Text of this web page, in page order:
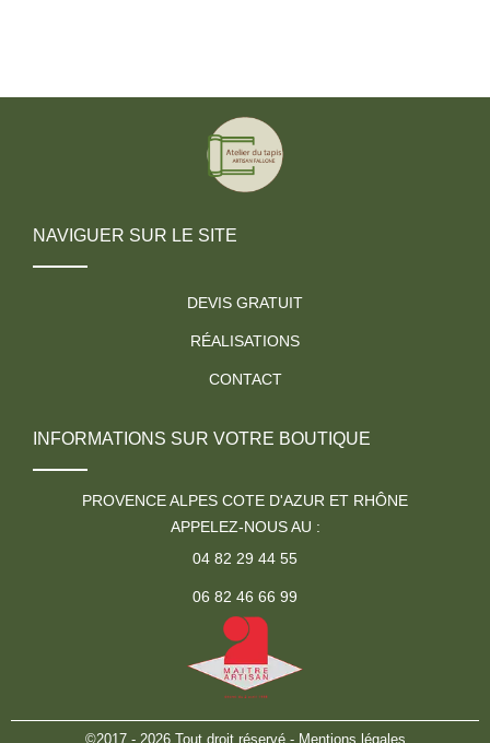
NAVIGUER SUR LE SITE
DEVIS GRATUIT
RÉALISATIONS
CONTACT
INFORMATIONS SUR VOTRE BOUTIQUE
PROVENCE ALPES COTE D'AZUR ET RHÔNE
APPELEZ-NOUS AU :
04 82 29 44 55
06 82 46 66 99
©2017 - 2026 Tout droit réservé - Mentions légales